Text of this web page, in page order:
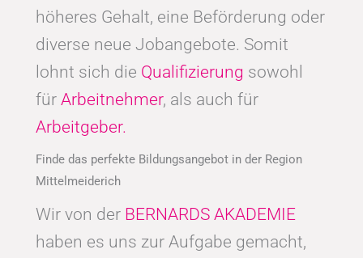
höheres Gehalt, eine Beförderung oder
diverse neue Jobangebote. Somit
lohnt sich die Qualifizierung sowohl
für Arbeitnehmer, als auch für
Arbeitgeber.
Finde das perfekte Bildungsangebot in der Region
Mittelmeiderich
Wir von der BERNARDS AKADEMIE
haben es uns zur Aufgabe gemacht,